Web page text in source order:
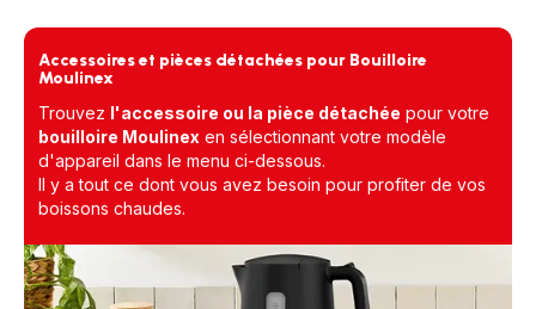
Accessoires et pièces détachées pour Bouilloire
Moulinex
Trouvez l'accessoire ou la pièce détachée pour votre
bouilloire Moulinex en sélectionnant votre modèle
d'appareil dans le menu ci-dessous.
Il y a tout ce dont vous avez besoin pour profiter de vos
boissons chaudes.